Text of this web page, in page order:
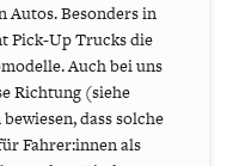
Autos. Besonders in
Pick-Up Trucks die
Auch bei uns
Richtung (siehe
dass solche
Fahrer:innen als